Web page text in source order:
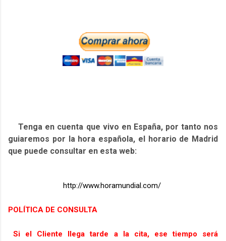
Tenga en cuenta que vivo en España, por tanto nos
guiaremos por la hora española, el horario de Madrid
que puede consultar en esta web:
http://www.horamundial.com/
POLÍTICA DE CONSULTA
Si el Cliente llega tarde a la cita, ese tiempo será